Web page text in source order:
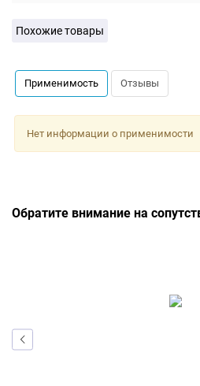
Похожие товары
Применимость Отзывы
Нет информации о применимости
Обратите внимание на